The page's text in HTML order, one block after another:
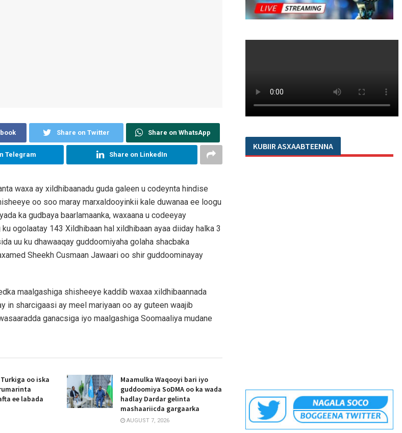
Share on Twitter Share on WhatsApp
Telegram Share on LinkedIn
waxa ay xildhibaanadu guda galeen u codeynta hindise
oo soo maray marxaldooyinkii kale duwanaa ee loogu
ka gudbaya baarlamaanka, waxaana u codeeyay
ogolaatay 143 Xildhibaan hal xildhibaan ayaa diiday halka 3
uu ku dhawaaqay guddoomiyaha golaha shacbaka
Sheekh Cusmaan Jawaari oo shir guddoominayay
maalgashiga shisheeye kaddib waxaa xildhibaannada
in sharcigaasi ay meel mariyaan oo ay guteen waajib
ganacsiga iyo maalgashiga Soomaaliya mudane
oo iska
ee labada
Maamulka Waqooyi bari iyo
guddoomiya SoDMA oo ka wada
hadlay Dardar gelinta
mashaariicda gargaarka
AUGUST 7, 2026
KUBIIR ASXAABTEENNA